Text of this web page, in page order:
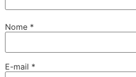
Nome *
E-mail *